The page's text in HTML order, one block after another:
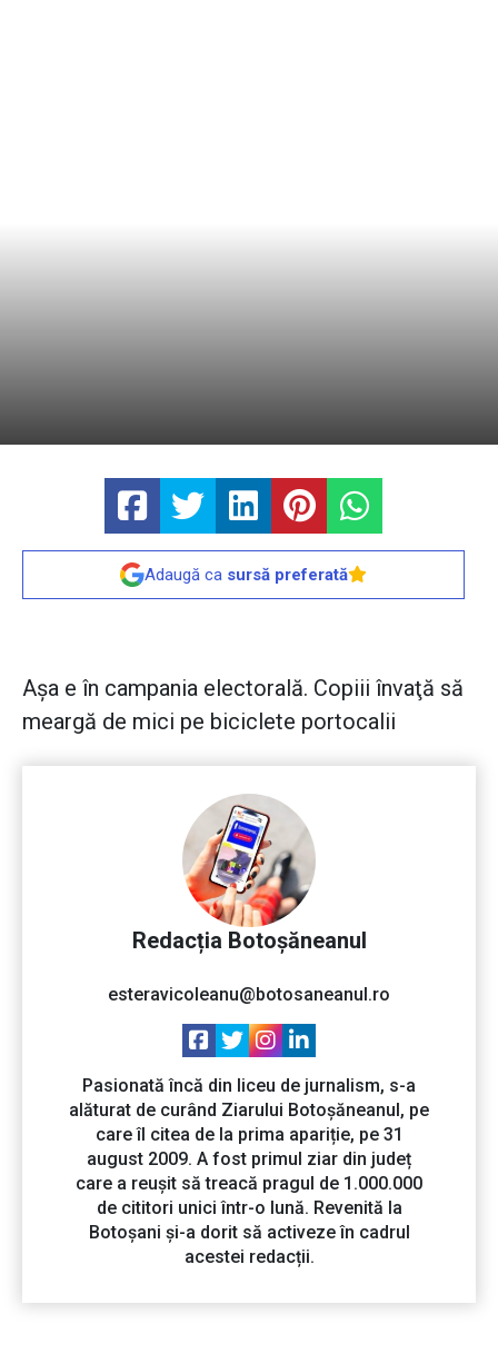
Adaugă ca sursă preferată
Aşa e în campania electorală. Copiii învaţă să
meargă de mici pe biciclete portocalii
Redacția Botoșăneanul
esteravicoleanu@botosaneanul.ro
Pasionată încă din liceu de jurnalism, s-a
alăturat de curând Ziarului Botoșăneanul, pe
care îl citea de la prima apariție, pe 31
august 2009. A fost primul ziar din județ
care a reușit să treacă pragul de 1.000.000
de cititori unici într-o lună. Revenită la
Botoșani și-a dorit să activeze în cadrul
acestei redacții.